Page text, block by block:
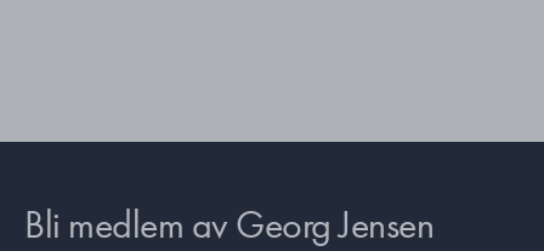
Bli medlem av Georg Jensen